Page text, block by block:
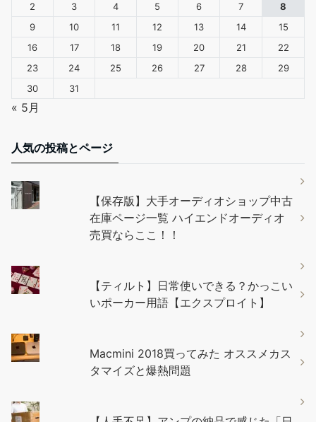
2
3 4 5 6 7
8
9
10 11 12 13 14
15
16
17 18 19 20 21
22
23
24 25 26 27 28
29
30
31
« 5月
人気の投稿とページ
【保存版】大手オーディオショップ中古
在庫ページ一覧 ハイエンドオーディオ
売買ならここ！！
【ティルト】日常使いできる？かっこい
いポーカー用語【エクスプロイト】
Macmini 2018買ってみた オススメカス
タマイズと爆熱問題